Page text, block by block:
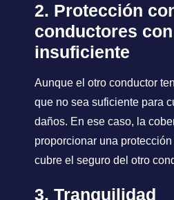
2. Protección
conductores
insuficiente
Aunque el otro conductor
que no sea suficiente para
daños. En ese caso, la
proporcionar una
cubre el seguro del otro
3. Tranquilidad